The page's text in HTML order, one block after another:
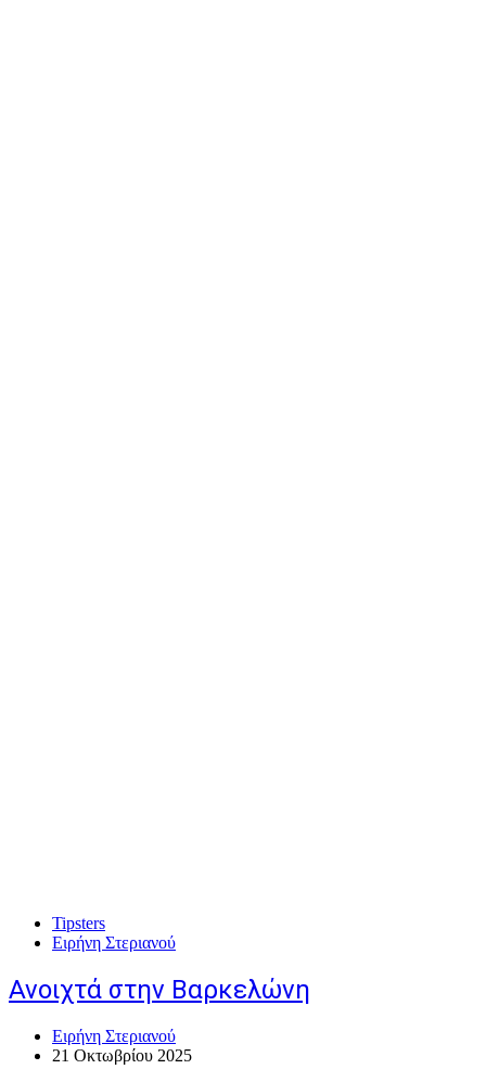
Tipsters
Ειρήνη Στεριανού
Ανοιχτά στην Βαρκελώνη
Ειρήνη Στεριανού
21 Οκτωβρίου 2025